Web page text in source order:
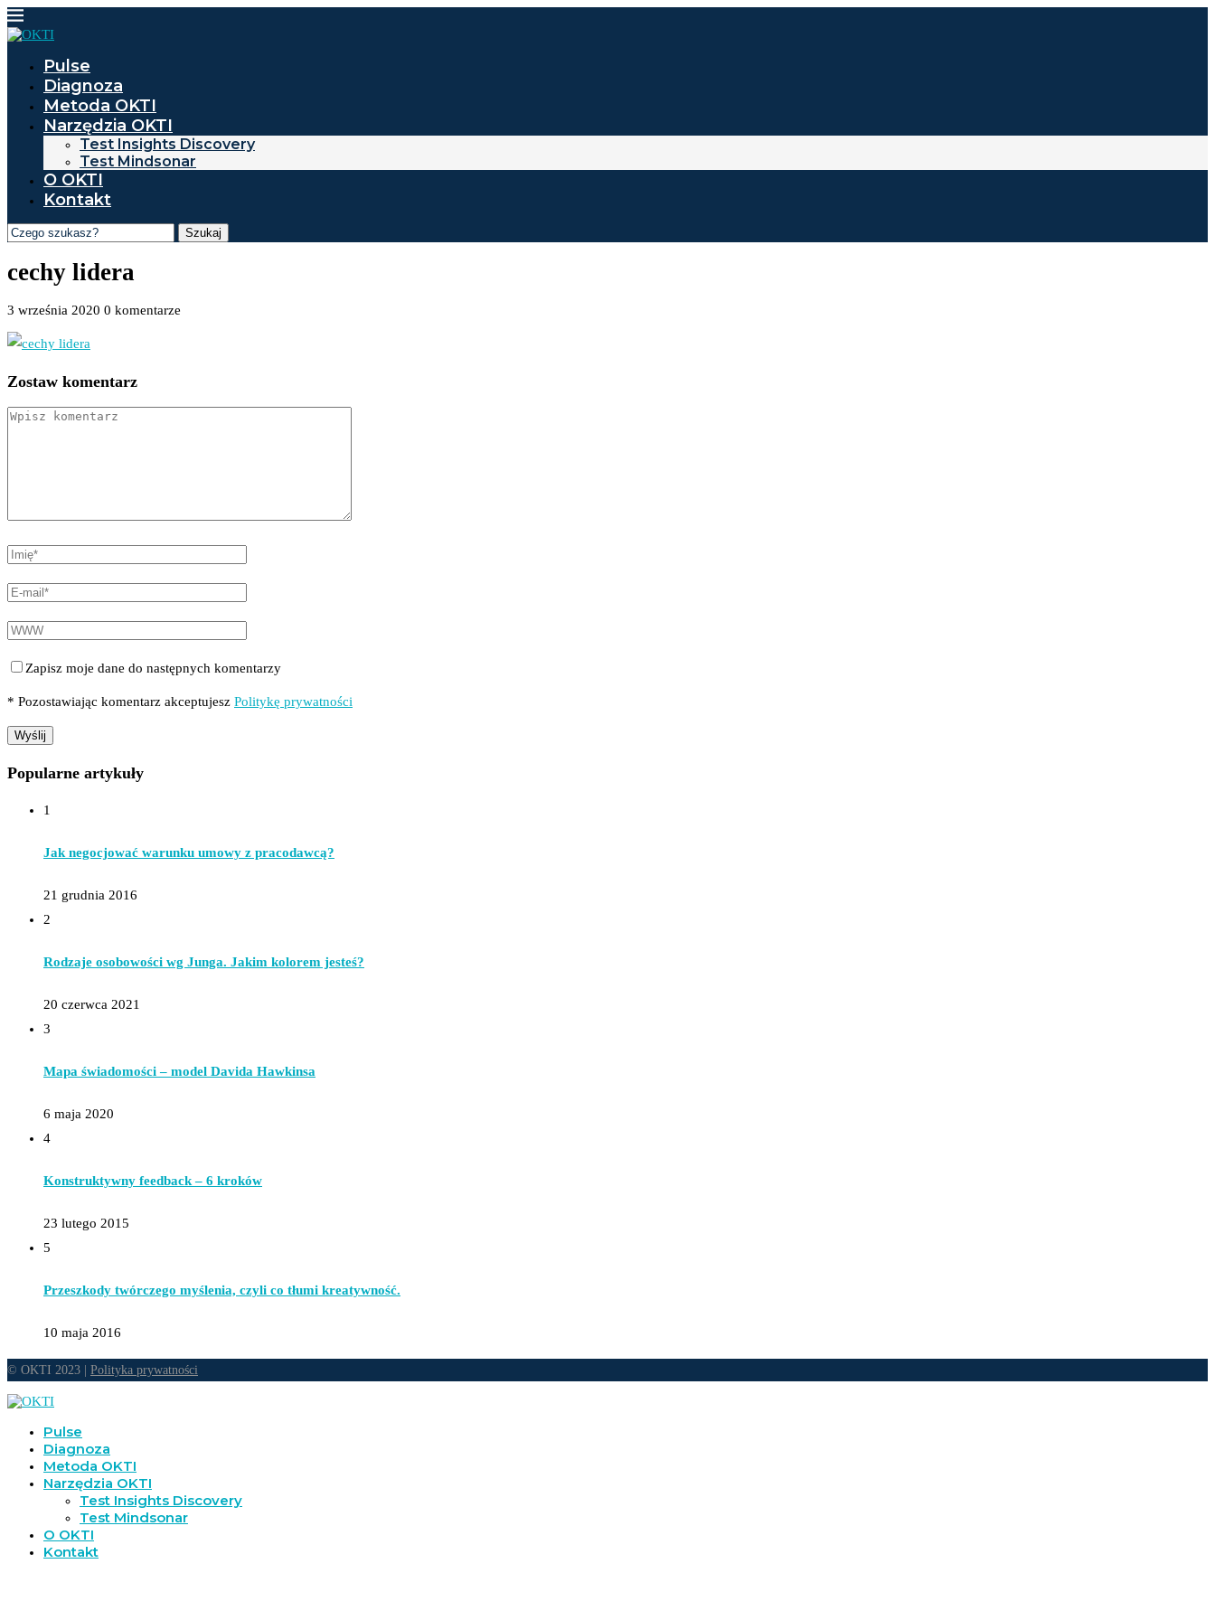
Pulse
Diagnoza
Metoda OKTI
Narzędzia OKTI
Test Insights Discovery
Test Mindsonar
O OKTI
Kontakt
Szukaj
cechy lidera
3 września 2020 0 komentarze
Zostaw komentarz
Zapisz moje dane do następnych komentarzy
* Pozostawiając komentarz akceptujesz Politykę prywatności
Popularne artykuły
1
Jak negocjować warunku umowy z pracodawcą?
21 grudnia 2016
2
Rodzaje osobowości wg Junga. Jakim kolorem jesteś?
20 czerwca 2021
3
Mapa świadomości – model Davida Hawkinsa
6 maja 2020
4
Konstruktywny feedback – 6 kroków
23 lutego 2015
5
Przeszkody twórczego myślenia, czyli co tłumi kreatywność.
10 maja 2016
© OKTI 2023 | Polityka prywatności
Pulse
Diagnoza
Metoda OKTI
Narzędzia OKTI
Test Insights Discovery
Test Mindsonar
O OKTI
Kontakt